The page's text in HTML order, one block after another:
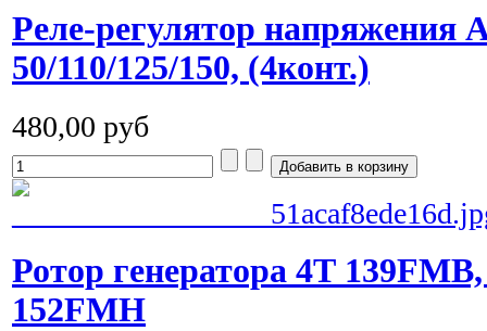
Реле-регулятор напряжения
50/110/125/150, (4конт.)
480,00 руб
Ротор генератора 4Т
152FMH